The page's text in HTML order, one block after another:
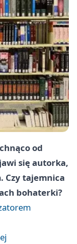
od
się autorka,
Czy tajemnica
bohaterki?